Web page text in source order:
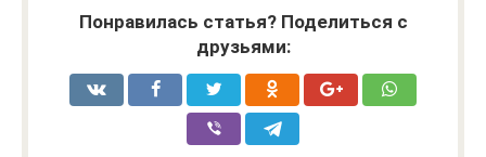
Понравилась статья? Поделиться с
друзьями: